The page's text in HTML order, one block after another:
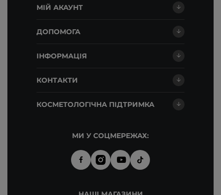
МІЙ АКАУНТ
ДОПОМОГА
ІНФОРМАЦІЯ
КОНТАКТИ
КОСМЕТОЛОГІЧНА ПІДТРИМКА
МИ У СОЦМЕРЕЖАХ: